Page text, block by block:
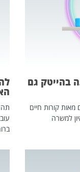
בהייטק גם
קורות חיים
למשרה